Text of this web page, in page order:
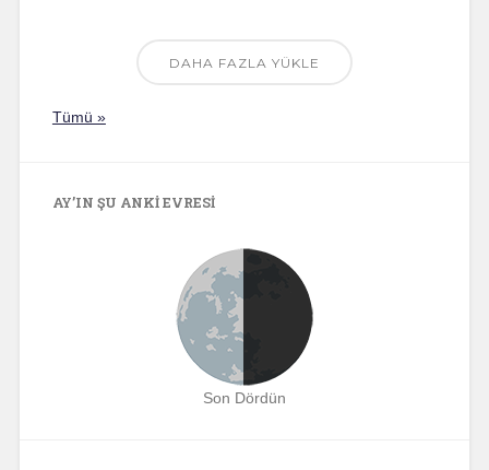
DAHA FAZLA YÜKLE
Tümü »
AY’IN ŞU ANKI EVRESI
Son Dördün